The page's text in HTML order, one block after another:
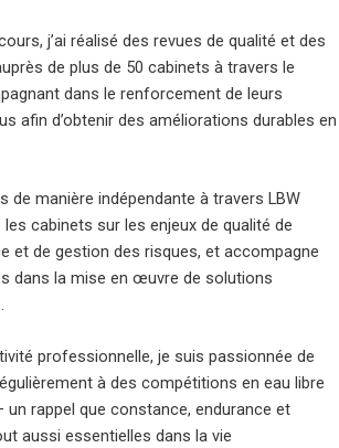
j’ai réalisé des revues de qualité et des
de plus de 50 cabinets à travers le
dans le renforcement de leurs
afin d’obtenir des améliorations durables en
de manière indépendante à travers LBW
cabinets sur les enjeux de qualité de
et de gestion des risques, et accompagne
dans la mise en œuvre de solutions
professionnelle, je suis passionnée de
à des compétitions en eau libre
rappel que constance, endurance et
aussi essentielles dans la vie